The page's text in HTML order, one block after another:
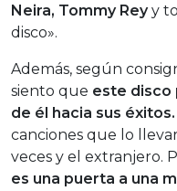
Neira, Tommy Reyy
disco».
Además, según
siento que este disco
de él hacia sus éxitos.
canciones que lo
veces y el extranjero.
es una puerta a una